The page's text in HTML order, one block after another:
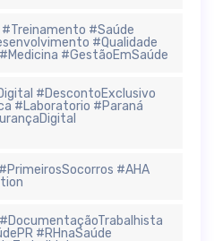
#Saúde
#Qualidade
#GestãoEmSaúde
#DescontoExclusivo
#Laboratorio #Paraná
#AHA
#RHnaSaúde